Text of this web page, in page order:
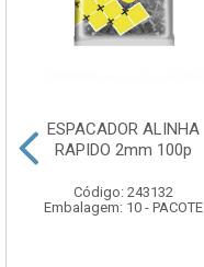
ESPACADOR ALINHA
RAPIDO 2mm 100p
Código: 243132
Embalagem: 10 - PACOTE